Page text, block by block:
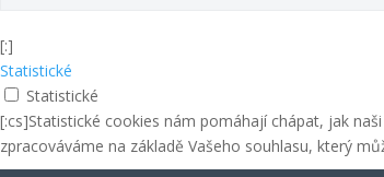
[:]
Statistické
Statistické
[:cs]Statistické cookies nám pomáhají chápat, jak
zpracováváme na základě Vašeho souhlasu, který